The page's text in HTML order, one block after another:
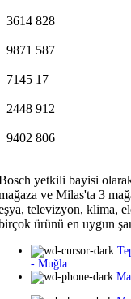
3614 828
9871 587
7145 17
2448 912
9402 806
yetkili bayisi
ve Milas'ta 3
televizyon, klima,
ürünü en uygun
- Muğla